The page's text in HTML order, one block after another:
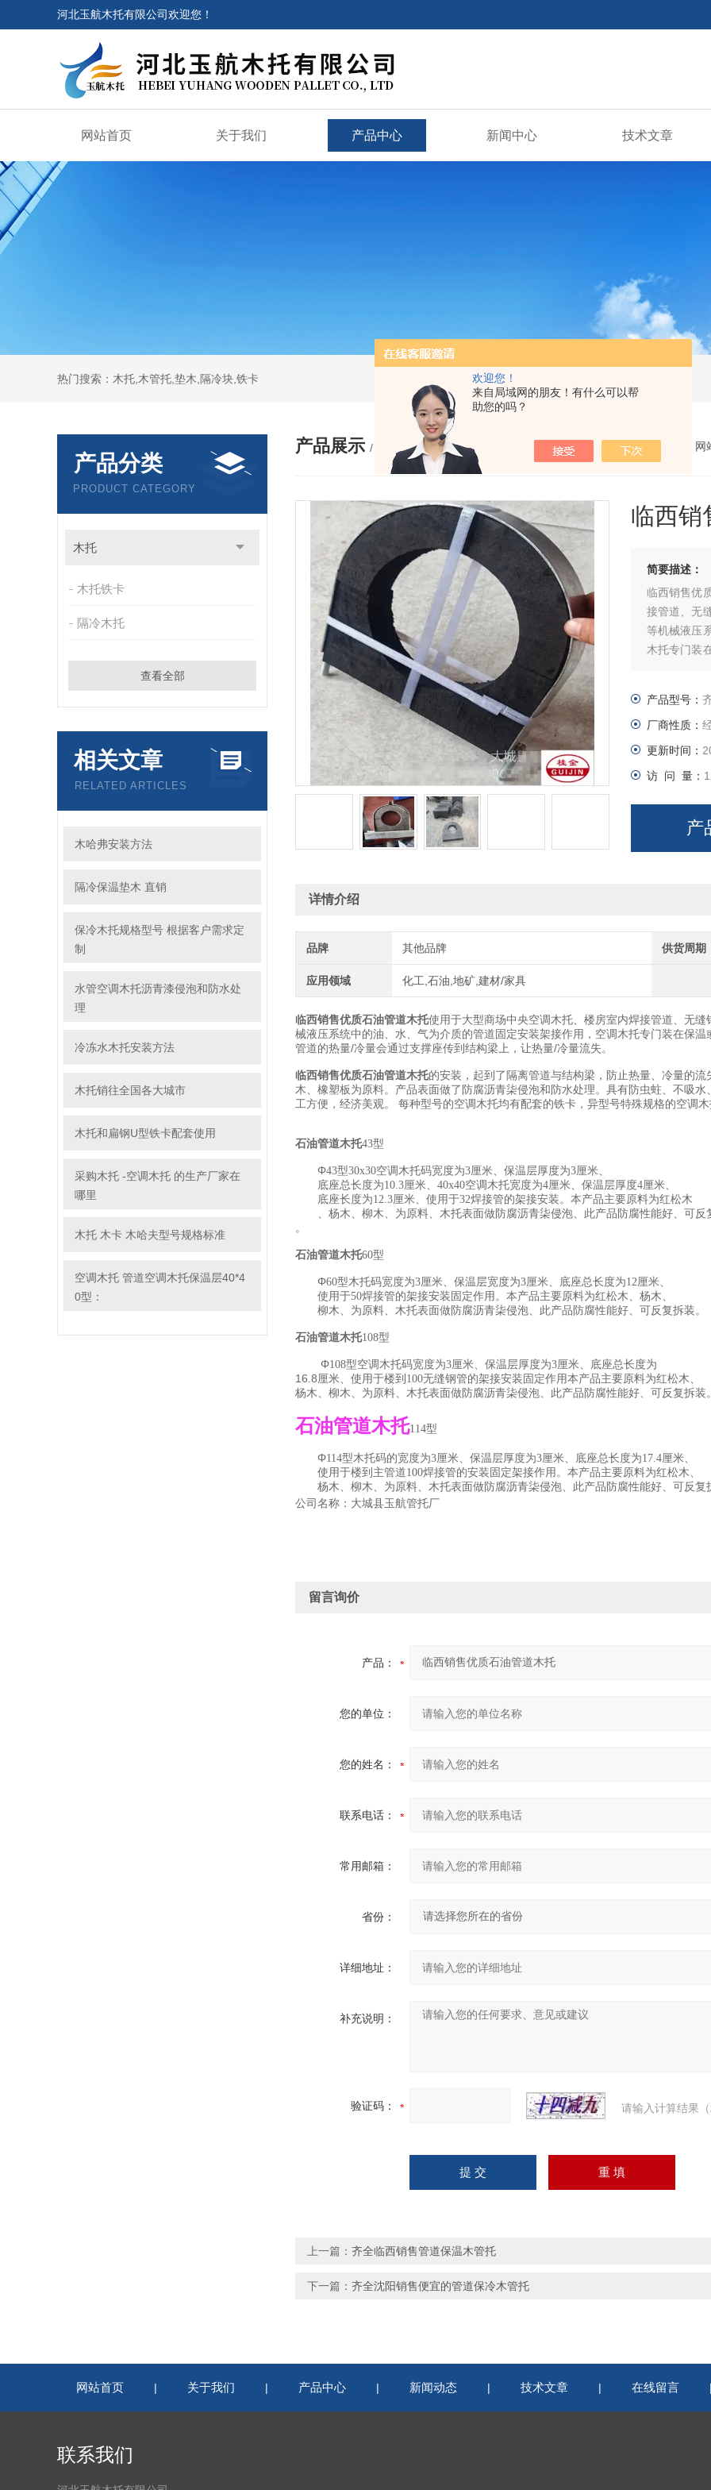
欢迎您！
来自局域网的朋友！有什么可以帮
助您的吗？
河北玉航木托有限公司欢迎您！
网站首页 关于我们 产品中心 新闻中心 技术文章
热门搜索：木托,木管托,垫木,隔冷块,铁卡
产品分类
PRODUCT CATEGORY
木托
木托铁卡
隔冷木托
查看全部
相关文章
RELATED ARTICLES
木哈弗安装方法
隔冷保温垫木 直销
保冷木托规格型号 根据客户需求定
制
水管空调木托沥青漆侵泡和防水处
理
冷冻水木托安装方法
木托销往全国各大城市
木托和扁钢U型铁卡配套使用
采购木托 -空调木托 的生产厂家在
哪里
木托 木卡 木哈夫型号规格标准
空调木托 管道空调木托保温层40*4
0型：
产品展示 / PRODUCTS 您的位置： 网
临西销
简要描述：
临西销售优
接管道、无
等机械液压
木托专门装
产品型号：
厂商性质：
更新时间：
访 问 量：
产
详情介绍
品牌 其他品牌 供货周期
应用领域 化工,石油,地矿,建材/家具
临西销售优质石油管道木托使用于大型商场中央空调木托、楼房室内焊接管道、无
械液压系统中的油、水、气为介质的管道固定安装架接作用，空调木托专门装在保
管道的热量/冷量会通过支撑座传到结构梁上，让热量/冷量流失。
临西销售优质石油管道木托的安装，起到了隔离管道与结构梁，防止热量、冷量的
木、橡塑板为原料。产品表面做了防腐沥青柒侵泡和防水处理。具有防虫蛀、不吸
工方便，经济美观。 每种型号的空调木托均有配套的铁卡，异型号特殊规格的空调
石油管道木托43型
Φ43型30x30空调木托码宽度为3厘米、保温层厚度为3厘米、
底座总长度为10.3厘米、 40x40空调木托宽度为4厘米、保温层厚度4厘米、
底座长度为12.3厘米、使用于32焊接管的架接安装。本产品主要原料为红松木
、杨木、柳木、为原料、木托表面做防腐沥青柒侵泡、此产品防腐性能好、可反
。
石油管道木托60型
Φ60型木托码宽度为3厘米、保温层宽度为3厘米、底座总长度为12厘米、
使用于50焊接管的架接安装固定作用。本产品主要原料为红松木、杨木、
柳木、为原料、木托表面做防腐沥青柒侵泡、此产品防腐性能好、可反复拆装。
石油管道木托108型
Φ108型空调木托码宽度为3厘米、保温层厚度为3厘米、底座总长度为
16.8厘米、使用于楼到 100无缝钢管的架接安装固定作用本产品主要原料为红松木、
杨木、柳木、为原料、木托表面做防腐沥青柒侵泡、此产品防腐性能好、可反复拆装
石油管道木托114型
Φ114型木托码的宽度为3厘米、保温层厚度为3厘米、底座总长度为17.4厘米、
使用于楼到主管道100焊接管的安装固定架接作用。本产品主要原料为红松木、
杨木、柳木、为原料、木托表面做防腐沥青柒侵泡、此产品防腐性能好、可反复
公司名称：大城县玉航管托厂
留言询价
产品：
您的单位：
您的姓名：
联系电话：
常用邮箱：
省份：
详细地址：
补充说明：
验证码： 请输入计算结果
上一篇： 齐全临西销售管道保温木管托
下一篇： 齐全沈阳销售便宜的管道保冷木管托
网站首页 | 关于我们 | 产品中心 | 新闻动态 | 技术文章 | 在线留言
联系我们